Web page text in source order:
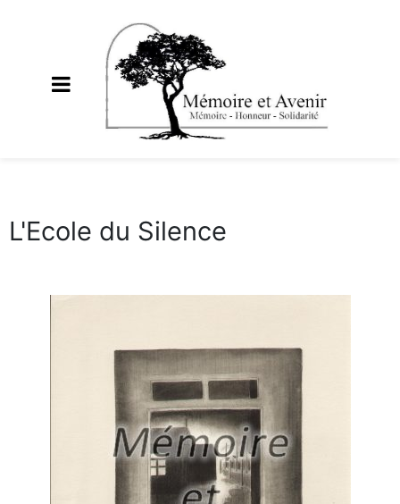
L'Ecole du Silence